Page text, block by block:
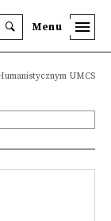
Menu
UMCS